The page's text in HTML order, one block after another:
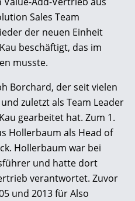
Sales Team
der neuen Einheit
beschäftigt, das im
musste.
Borchard, der seit vielen
zuletzt als Team Leader
gearbeitet hat. Zum 1.
Hollerbaum als Head of
Hollerbaum war bei
und hatte dort
verantwortet. Zuvor
und 2013 für Also